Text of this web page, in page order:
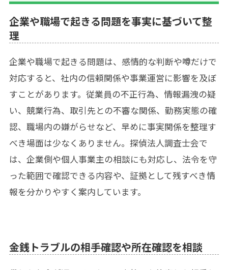
企業や職場で起きる問題を事実に基づいて整
理
企業や職場で起きる問題は、感情的な判断や噂だけで
対応すると、社内の信頼関係や事業運営に影響を及ぼ
すことがあります。従業員の不正行為、情報漏洩の疑
い、競業行為、取引先との不審な関係、勤務実態の確
認、職場内の嫌がらせなど、早めに事実関係を整理す
べき場面は少なくありません。探偵法人調査士会で
は、企業側や個人事業主の相談にも対応し、法令を守
った範囲で確認できる内容や、証拠として残すべき情
報を分かりやすく案内しています。
金銭トラブルの相手確認や所在確認を相談